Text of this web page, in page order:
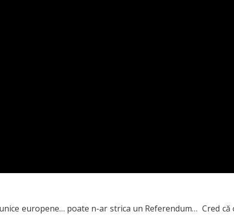
europene… poate n-ar strica un Referendum… Cred